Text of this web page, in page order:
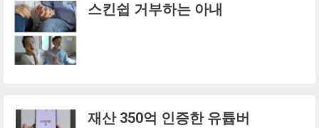
스킨쉽 거부하는 아내
재산 350억 인증한 유튭버